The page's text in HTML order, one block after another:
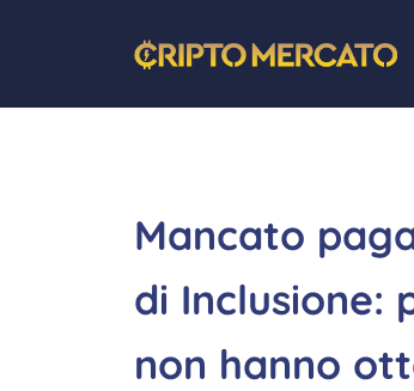
contenuto
Mancato
di Inclusione:
non hanno